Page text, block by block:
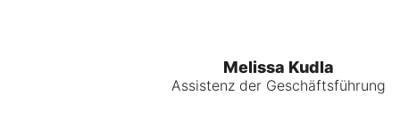
Melissa Kudla
Assistenz der Geschäftsführung